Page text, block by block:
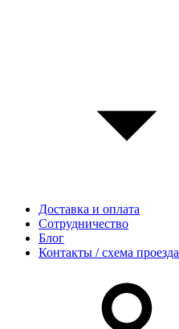
Доставка и оплата
Сотрудничество
Блог
Контакты / схема проезда